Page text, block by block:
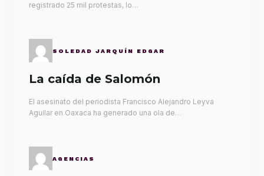
registrado 25 mil protestas, lo…
SOLEDAD JARQUÍN EDGAR
La caída de Salomón
El asesinato del periodista Francisco Alejandro Leyva
Aguilar en Oaxaca ha generado una ola de…
AGENCIAS